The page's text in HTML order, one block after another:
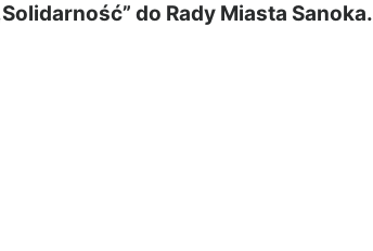
do Rady Miasta Sanoka.